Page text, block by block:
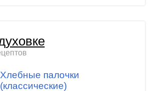
Хлебные палочки
(классические)